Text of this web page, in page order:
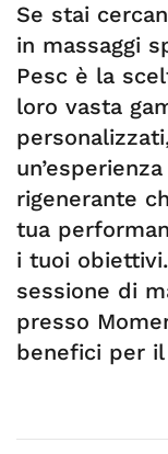
Se stai
in massaggi
Pesc è la
loro vasta
rigenerante
tua
i tuoi
sessione di
presso
benefici per